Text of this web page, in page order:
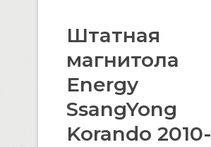
Штатная
магнитола
Energy
SsangYong
Korando 2010-